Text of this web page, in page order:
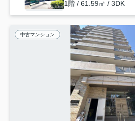
1階 / 61.59㎡ / 3DK
中古マンション